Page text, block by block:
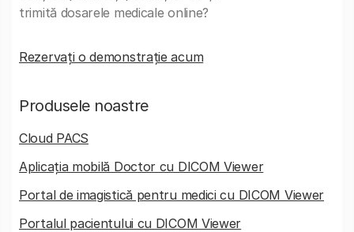
trimită dosarele medicale online?
Rezervați o demonstrație acum
Produsele noastre
Cloud PACS
Aplicația mobilă Doctor cu DICOM Viewer
Portal de imagistică pentru medici cu DICOM Viewer
Portalul pacientului cu DICOM Viewer